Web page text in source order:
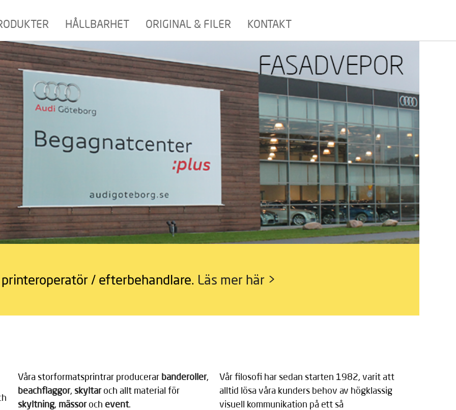
HÅLLBARHET ORIGINAL & FILER KONTAKT
/ efterbehandlare. Läs mer här >
Våra storformatsprintrar producerar banderoller
beachflaggor, skyltar
skyltning, mässor och event.
Vår filosofi har sedan starten 1982, varit att
alltid lösa våra kunders behov av högklassig
visuell kommunikation på ett så